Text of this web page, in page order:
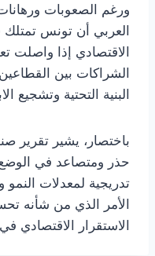
ورغم الصعوبات
العربي أن تونس تمتلك
الاقتصادي إذا واصلت
الشراكات بين
البنية التحتية وتشجيع
باختصار، يشير تقرير
حذر ومتصاعد في
تدريجية لمعدلات
الأمر الذي من شأنه
الاستقرار الاقتصادي في